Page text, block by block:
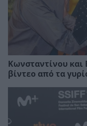
Κωνσταντίνου και
βίντεο από τα